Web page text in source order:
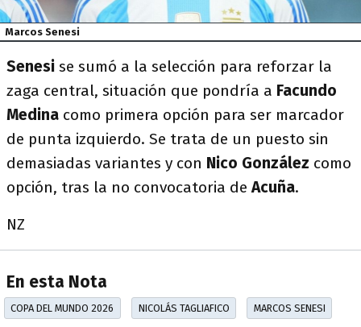
Marcos Senesi
Senesi se sumó a la selección para reforzar la
zaga central, situación que pondría a Facundo
Medina como primera opción para ser marcador
de punta izquierdo. Se trata de un puesto sin
demasiadas variantes y con Nico González como
opción, tras la no convocatoria deAcuña.
NZ
En esta Nota
COPA DEL MUNDO 2026 NICOLÁS TAGLIAFICO MARCOS SENESI